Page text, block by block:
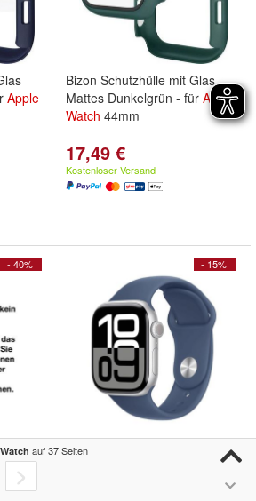
Apple
Bizon Schutzhülle mit Glas
Mattes Dunkelgrün - für Apple
Watch 44mm
17,49 €
Kostenloser Versand
- 40% - 15%
Smart
auf 37 Seiten